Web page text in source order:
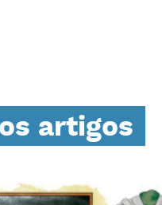
artigos